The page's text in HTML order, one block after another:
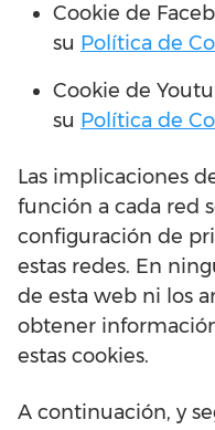
Cookie de
su Política de
Cookie de
su Política de
Las implicaciones
función a cada red
configuración de
estas redes. En
de esta web ni los
obtener
estas cookies.
A continuación, y